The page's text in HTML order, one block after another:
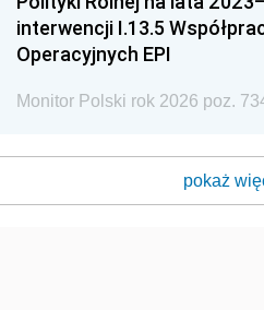
interwencji I.13.5
Operacyjnych EPI
Monitor Polski rok 2026 poz.
pokaż